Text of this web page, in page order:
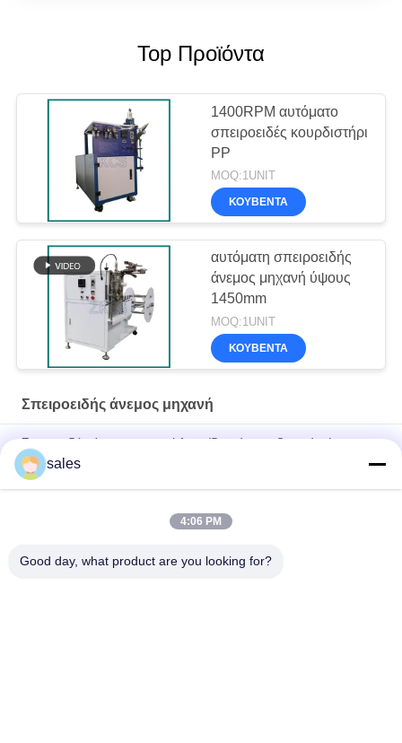
Top Προϊόντα
1400RPM αυτόματο
σπειροειδές κουρδιστήρι
PP
MOQ:1UNIT
ΚΟΥΒΈΝΤΑ
αυτόματη σπειροειδής
άνεμος μηχανή ύψους
1450mm
MOQ:1UNIT
ΚΟΥΒΈΝΤΑ
Σπειροειδής άνεμος μηχανή
Σπειροειδής άνεμος μηχανή λουρίδων ύφους ζεστού αέρα
κιμένος σπειροειδώς σωλήνας PE 15 - 150mm PP
Μηχανή κόψιμο για πλαστικές λωρίδες
15 - 150mm Tube Hot Air Αυτοματοποιημένο μηχάνημα
sales
4:06 PM
Good day, what product are you looking for?